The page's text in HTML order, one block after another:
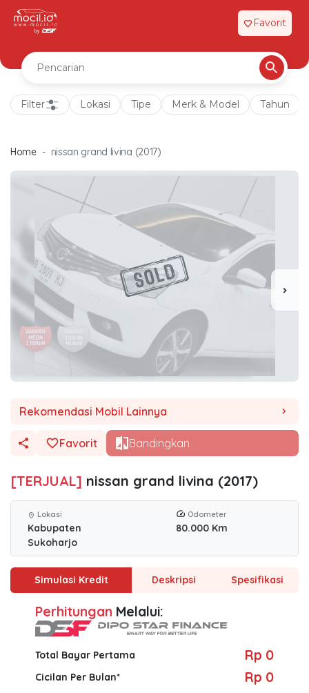
favorite Favorit
Filter Lokasi Tipe Merk & Model Tahun
Home nissan grand livina (2017)
chevron_right
Rekomendasi Mobil Lainnya chevron_right
Favorit Bandingkan
[TERJUAL] nissan grand livina (2017)
location_on Lokasi
Kabupaten
Sukoharjo
Odometer
80.000 Km
Simulasi Kredit Deskripsi Spesifikasi
Perhitungan Melalui:
Total Bayar Pertama Rp 0
Cicilan Per Bulan* Rp 0